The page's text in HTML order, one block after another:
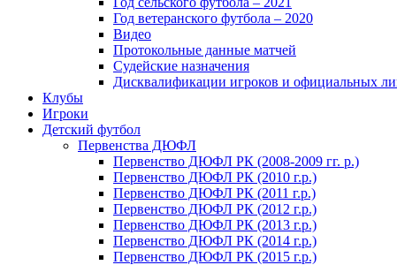
Год ветеранского футбола – 2020
Видео
Протокольные данные матчей
Судейские назначения
Дисквалификации игроков и официальных
Клубы
Игроки
Детский футбол
Первенства ДЮФЛ
Первенство ДЮФЛ РК (2008-2009 гг. р.)
Первенство ДЮФЛ РК (2010 г.р.)
Первенство ДЮФЛ РК (2011 г.р.)
Первенство ДЮФЛ РК (2012 г.р.)
Первенство ДЮФЛ РК (2013 г.р.)
Первенство ДЮФЛ РК (2014 г.р.)
Первенство ДЮФЛ РК (2015 г.р.)